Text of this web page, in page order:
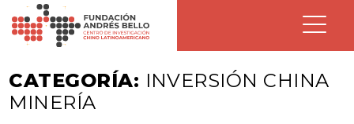
CATEGORÍA: INVERSIÓN CHINA
MINERÍA